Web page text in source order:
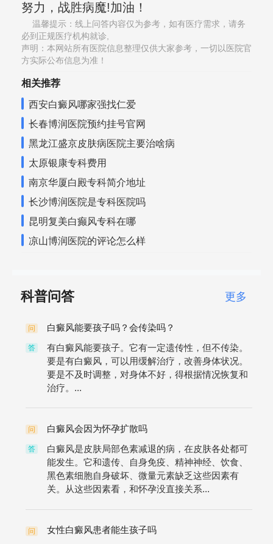
努力，战胜病魔!加油！
温馨提示：线上问答内容仅为参考，如有医疗需求，请务
必到正规医疗机构就诊,
声明：本网站所有医院信息整理仅供大家参考，一切以医院官
方实际公布信息为准！
相关推荐
西安白癜风哪家强找仁爱
长春博润医院预约挂号官网
黑龙江盛京皮肤病医院主要治啥病
太原银康专科费用
南京华厦白殿专科简介地址
长沙博润医院是专科医院吗
昆明复美白癫风专科在哪
凉山博润医院的评论怎么样
科普问答 更多
问 白癜风能要孩子吗？会传染吗？
答
有白癜风能要孩子。它有一定遗传性，但不传染。
要是有白癜风，可以用缓解治疗，改善身体状况。
要是不及时调整，对身体不好，得根据情况恢复和
治疗。...
问 白癜风会因为怀孕扩散吗
答
白癜风是皮肤局部色素减退的病，在皮肤各处都可
能发生。它和遗传、自身免疫、精神神经、饮食、
黑色素细胞自身破坏、微量元素缺乏这些因素有
关。从这些因素看，和怀孕没直接关系...
问 女性白癜风患者能生孩子吗